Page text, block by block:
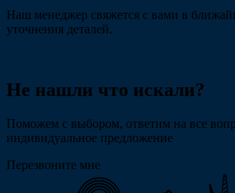
Наш менеджер свяжется с вами в
уточнения деталей.
Не нашли что искали?
Поможем с выбором, ответим на все
индивидуальное предложение
Перезвоните мне